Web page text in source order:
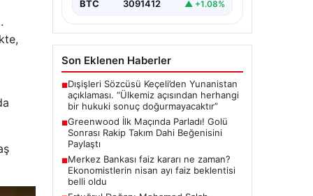
BTC 3091412 ▲ +1.08%
Son Eklenen Haberler
■Dışişleri Sözcüsü Keçeli’den Yunanistan
açıklaması. “Ülkemiz açısından herhangi
bir hukuki sonuç doğurmayacaktır”
■Greenwood İlk Maçında Parladı! Golü
Sonrası Rakip Takım Dahi Beğenisini
Paylaştı
■Merkez Bankası faiz kararı ne zaman?
Ekonomistlerin nisan ayı faiz beklentisi
belli oldu